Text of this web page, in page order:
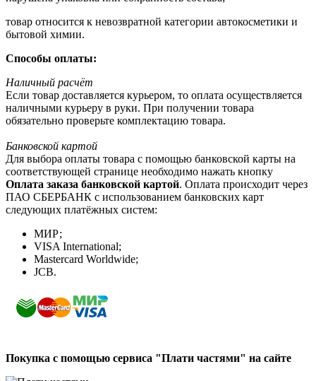
товар относится к невозвратной категории автокосметики и
бытовой химии.
Способы оплаты:
Наличный расчёт
Если товар доставляется курьером, то оплата осуществляется
наличными курьеру в руки. При получении товара
обязательно проверьте комплектацию товара.
Банковской картой
Для выбора оплаты товара с помощью банковской карты на
соответствующей странице необходимо нажать кнопку
Оплата заказа банковской картой. Оплата происходит через
ПАО СБЕРБАНК с использованием банковских карт
следующих платёжных систем:
МИР;
VISA International;
Mastercard Worldwide;
JCB.
Покупка с помощью сервиса "Плати частями" на сайте